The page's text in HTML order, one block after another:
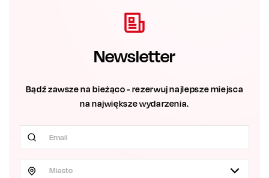
Newsletter
Bądź zawsze na bieżąco - rezerwuj najlepsze miejsca
na największe wydarzenia.
Miasto